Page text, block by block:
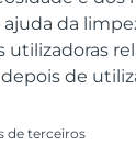
da
utilizadoras
de
de terceiros